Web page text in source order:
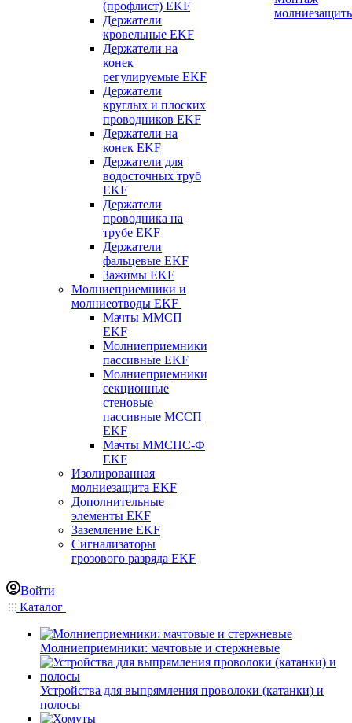
(профлист) EKF
Держатели
кровельные EKF
Держатели на
конек
регулируемые EKF
Держатели
круглых и плоских
проводников EKF
Держатели на
конек EKF
Держатели для
водосточных труб
EKF
Держатели
проводника на
трубе EKF
Держатели
фальцевые EKF
Зажимы EKF
Молниеприемники и
молниеотводы EKF
Мачты ММСП
EKF
Молниеприемники
пассивные EKF
Молниеприемники
секционные
стеновые
пассивные МССП
EKF
Мачты ММСПС-Ф
EKF
Изолированная
молниезащита EKF
Дополнительные
элементы EKF
Заземление EKF
Сигнализаторы
грозового разряда EKF
Войти
Каталог
Молниеприемники: мачтовые и стержневые
Устройства для выпрямления проволоки (катанки) и
полосы